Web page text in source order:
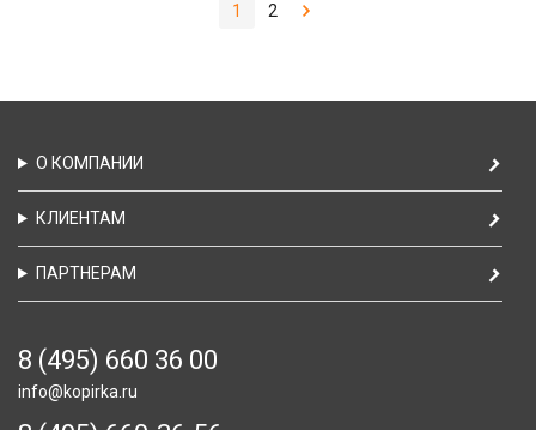
1 2
О КОМПАНИИ
КЛИЕНТАМ
ПАРТНЕРАМ
8 (495) 660 36 00
info@kopirka.ru